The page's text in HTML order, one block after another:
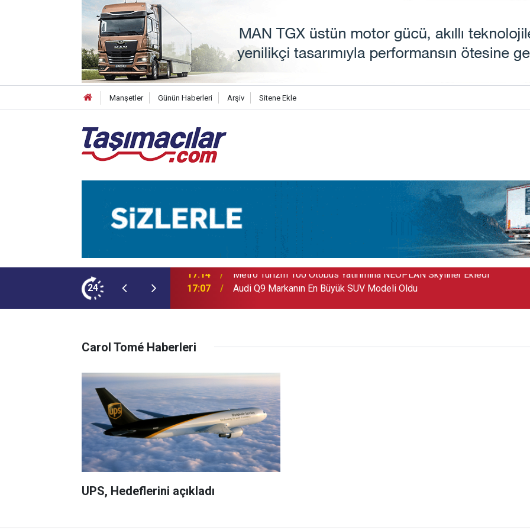
Manşetler Günün Haberleri Arşiv Sitene Ekle
24
NEOPLAN Skyliner Ekledi 17:07 Audi Q9 Markanın En Büyük SUV Modeli Oldu
Carol Tomé Haberleri
UPS, Hedeflerini açıkladı